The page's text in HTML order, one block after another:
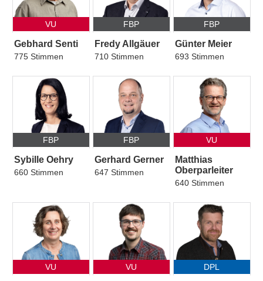
VU
Gebhard Senti
775 Stimmen
FBP
Fredy Allgäuer
710 Stimmen
FBP
Günter Meier
693 Stimmen
FBP
Sybille Oehry
660 Stimmen
FBP
Gerhard Gerner
647 Stimmen
VU
Matthias
Oberparleiter
640 Stimmen
VU VU DPL